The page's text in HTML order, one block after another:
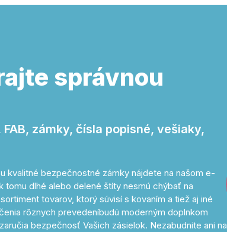
správnou
zámky, čísla popisné, vešiaky,
kvalitné bezpečnostné zámky nájdete na našom e-
dlhé alebo delené štíty nesmú chýbať na
tovarov, ktorý súvisí s kovaním a tiež aj iné
rôznych prevedeníbudú moderným doplnkom
bezpečnosť Vašich zásielok. Nezabudnite ani na